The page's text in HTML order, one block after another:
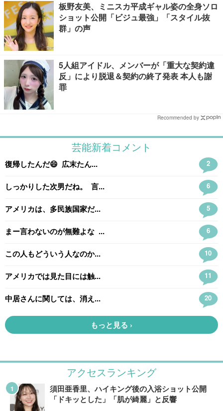
板野友美、ミニスカ平成ギャル姿の全身ソロ
ショット公開「ビジュ最強」「スタイル抜
群」の声
5人組アイドル、メンバーが「重大な契約違
反」により脱退＆契約の終了発表 本人も謝
罪
Recommended by
アクセスランキング
須田亜香里、ハイキング後の入浴ショット公開
「ドキッとした」「肌が綺麗」と反響